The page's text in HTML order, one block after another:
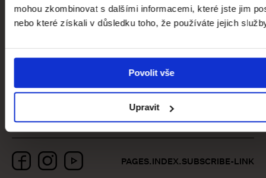
mohou zkombinovat s dalšími informacemi, které jste jim
nebo které získali v důsledku toho, že používáte jejich
Povolit vše
Upravit
global.contact-list.people
MGR. VERONIKA HULÍKOVÁ
Ředitelka Sbírky moderního umění
Facebook
Instagram
YouTubePAGES.INDEX.SUBSCRIBE-LINK